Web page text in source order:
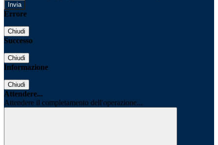
Errore
Chiudi
Successo
Chiudi
Informazione
Chiudi
Attendere...
Attendere il completamento dell'operazione...